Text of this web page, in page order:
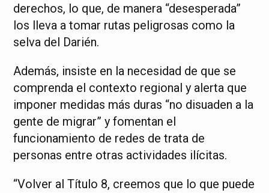
derechos, lo que, de manera “desesperada”
los lleva a tomar rutas peligrosas como la
selva del Darién.
Además, insiste en la necesidad de que se
comprenda el contexto regional y alerta que
imponer medidas más duras “no disuaden a la
gente de migrar” y fomentan el
funcionamiento de redes de trata de
personas entre otras actividades ilícitas.
“Volver al Título 8, creemos que lo que puede